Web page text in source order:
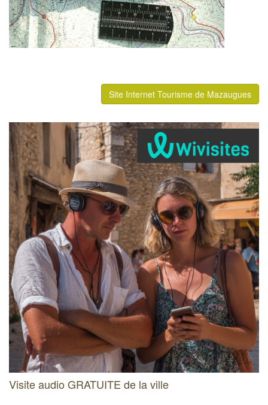
Site Internet Tourisme de Mazaugues
Visite audio GRATUITE de la ville